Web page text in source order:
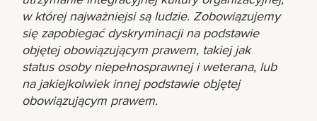
w której najważniejsi są ludzie. Zobowiązujemy
się zapobiegać dyskryminacji na podstawie
objętej obowiązującym prawem, takiej jak
status osoby niepełnosprawnej i weterana, lub
na jakiejkolwiek innej podstawie objętej
obowiązującym prawem.